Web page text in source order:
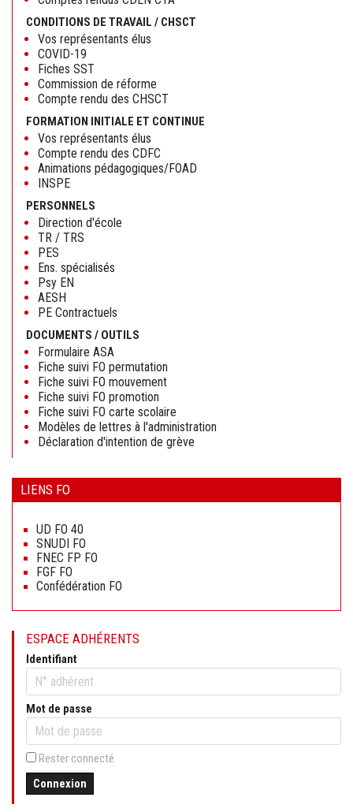
CONDITIONS DE TRAVAIL / CHSCT
Vos représentants élus
COVID-19
Fiches SST
Commission de réforme
Compte rendu des CHSCT
FORMATION INITIALE ET CONTINUE
Vos représentants élus
Compte rendu des CDFC
Animations pédagogiques/FOAD
INSPE
PERSONNELS
Direction d'école
TR / TRS
PES
Ens. spécialisés
Psy EN
AESH
PE Contractuels
DOCUMENTS / OUTILS
Formulaire ASA
Fiche suivi FO permutation
Fiche suivi FO mouvement
Fiche suivi FO promotion
Fiche suivi FO carte scolaire
Modèles de lettres à l'administration
Déclaration d'intention de grève
LIENS FO
contenu
UD FO 40
SNUDI FO
FNEC FP FO
FGF FO
Confédération FO
ESPACE ADHÉRENTS
Identifiant
Mot de passe
Rester connecté
Connexion